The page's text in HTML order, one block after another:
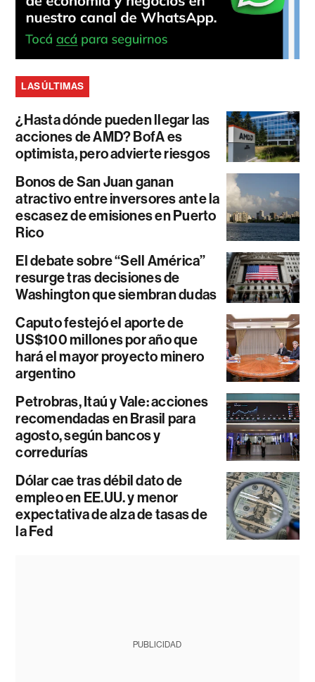
LAS ÚLTIMAS
¿Hasta dónde pueden llegar las
acciones de AMD? BofA es
optimista, pero advierte riesgos
Bonos de San Juan ganan
atractivo entre inversores ante la
escasez de emisiones en Puerto
Rico
El debate sobre “Sell América”
resurge tras decisiones de
Washington que siembran dudas
Caputo festejó el aporte de
US$100 millones por año que
hará el mayor proyecto minero
argentino
Petrobras, Itaú y Vale: acciones
recomendadas en Brasil para
agosto, según bancos y
corredurías
Dólar cae tras débil dato de
empleo en EE.UU. y menor
expectativa de alza de tasas de
la Fed
PUBLICIDAD